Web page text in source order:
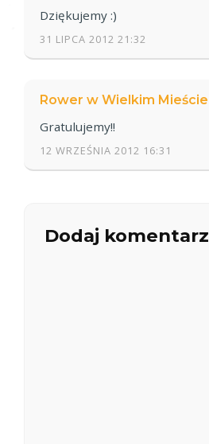
Dziękujemy :)
31 LIPCA 2012 21:32
Rower w Wielkim Mieście
Gratulujemy!!
12 WRZEŚNIA 2012 16:31
Dodaj komentarz